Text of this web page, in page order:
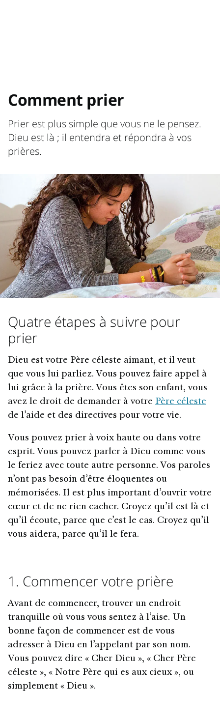
Comment prier
Prier est plus simple que vous ne le pensez.
Dieu est là ; il entendra et répondra à vos
prières.
Quatre étapes à suivre pour
prier
Dieu est votre Père céleste aimant, et il veut
que vous lui parliez. Vous pouvez faire appel à
lui grâce à la prière. Vous êtes son enfant, vous
avez le droit de demander à votre Père céleste
de l’aide et des directives pour votre vie.
Vous pouvez prier à voix haute ou dans votre
esprit. Vous pouvez parler à Dieu comme vous
le feriez avec toute autre personne. Vos paroles
n’ont pas besoin d’être éloquentes ou
mémorisées. Il est plus important d’ouvrir votre
cœur et de ne rien cacher. Croyez qu’il est là et
qu’il écoute, parce que c’est le cas. Croyez qu’il
vous aidera, parce qu’il le fera.
1. Commencer votre prière
Avant de commencer, trouver un endroit
tranquille où vous vous sentez à l’aise. Un
bonne façon de commencer est de vous
adresser à Dieu en l’appelant par son nom.
Vous pouvez dire « Cher Dieu », « Cher Père
céleste », « Notre Père qui es aux cieux », ou
simplement « Dieu ».